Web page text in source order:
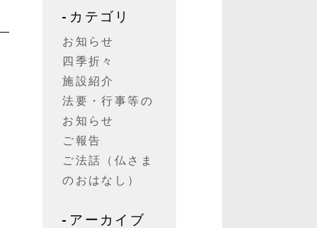
カテゴリ
お知らせ
四季折々
施設紹介
法要・行事等の
お知らせ
ご報告
ご法話（仏さま
のおはなし）
アーカイブ